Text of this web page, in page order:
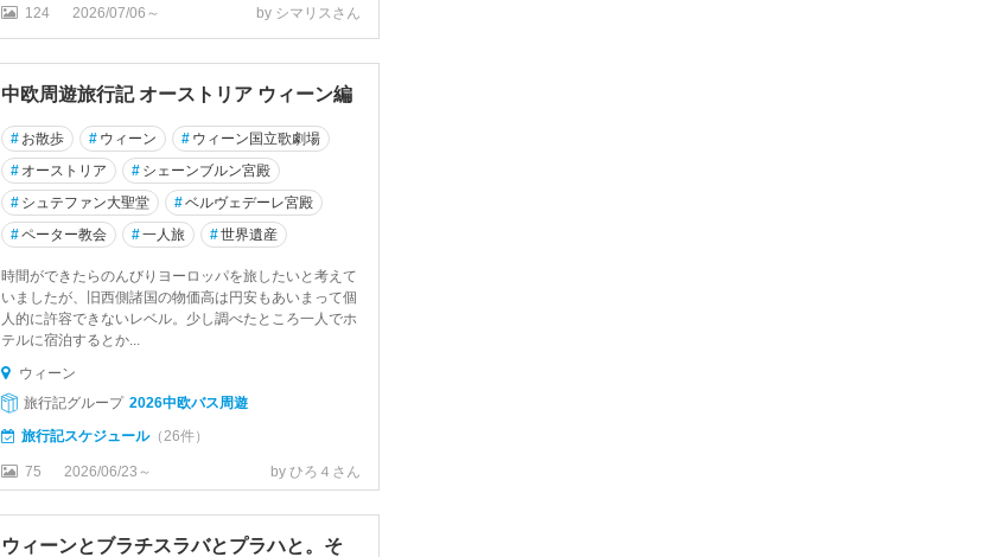
124 2026/07/06～ by シマリスさん
中欧周遊旅行記 オーストリア ウィーン編
# お散歩 # ウィーン # ウィーン国立歌劇場
# オーストリア # シェーンブルン宮殿
# シュテファン大聖堂 #ベルヴェデーレ宮殿
#ペーター教会 #一人旅 #世界遺産
時間ができたらのんびりヨーロッパを旅したいと考えて
いましたが、旧西側諸国の物価高は円安もあいまって個
人的に許容できないレベル。少し調べたところ一人でホ
テルに宿泊するとか...
ウィーン
旅行記グループ 2026中欧バス周遊
旅行記スケジュール（26件）
75 2026/06/23～ by ひろ４さん
ウィーンとブラチスラバとプラハと。そ